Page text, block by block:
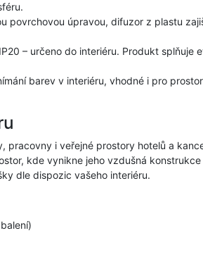
povrchovou úpravou, difuzor z plastu
– určeno do interiéru. Produkt splňuje
barev v interiéru, vhodné i pro
pracovny i veřejné prostory hotelů a
kde vynikne jeho vzdušná konstrukce
dle dispozic vašeho interiéru.